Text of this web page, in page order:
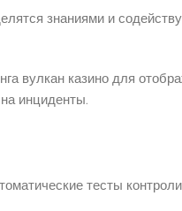
знаниями и
вулкан казино для
инциденты.
тесты